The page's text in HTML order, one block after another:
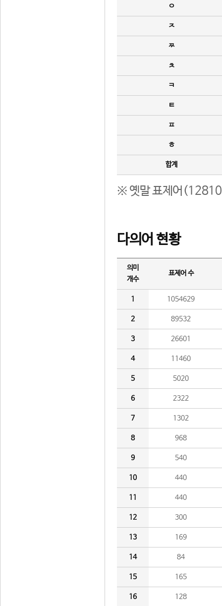
ㅇ
ㅈ
ㅉ
ㅊ
ㅋ
ㅌ
ㅍ
ㅎ
합계
※ 옛말 표제어(12810
다의어 현황
의미
개수
표제어 수
1 1054629
2 89532
3 26601
4 11460
5 5020
6 2322
7 1302
8 968
9 540
10 440
11 440
12 300
13 169
14 84
15 165
16 128